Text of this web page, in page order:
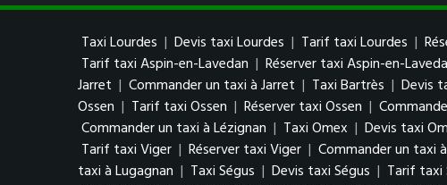
Taxi Lourdes | Devis taxi Lourdes | Tarif taxi Lourdes |
Tarif taxi Aspin-en-Lavedan | Réserver taxi Aspin-en-
Jarret | Commander un taxi à Jarret | Taxi Bartrès | Devis
Ossen | Tarif taxi Ossen | Réserver taxi Ossen |
Commander un taxi à Lézignan | Taxi Omex | Devis taxi
Tarif taxi Viger | Réserver taxi Viger | Commander un taxi
taxi à Lugagnan | Taxi Ségus | Devis taxi Ségus | Tarif taxi